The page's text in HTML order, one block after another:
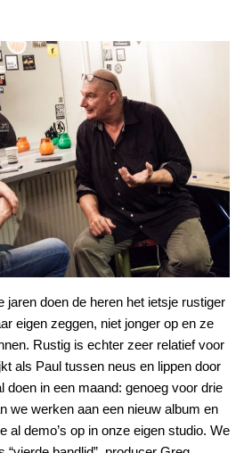
jaren doen de heren het ietsje rustiger
eigen zeggen, niet jonger op en ze
Rustig is echter zeer relatief voor
als Paul tussen neus en lippen door
doen in een maand: genoeg voor drie
we werken aan een nieuw album en
al demo’s op in onze eigen studio. We